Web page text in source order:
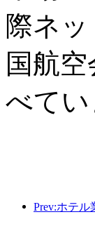
際ネ
国航
べてい